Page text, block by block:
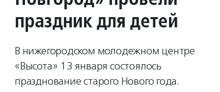
праздник для детей
В нижегородском молодежном центре
«Высота» 13 января состоялось
празднование старого Нового года.